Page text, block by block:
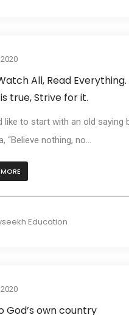
All, Read
true, Strive for it.
like to start with an old saying
“Believe nothing, no...
Education
God’s own country